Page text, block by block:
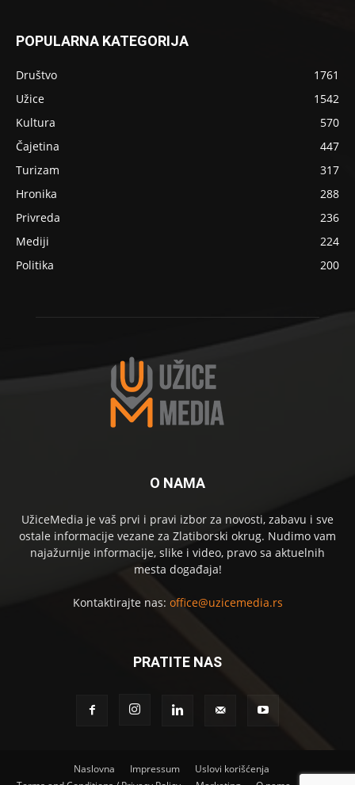
POPULARNA KATEGORIJA
Društvo
1761
Užice
1542
Kultura
570
Čajetina
447
Turizam
317
Hronika
288
Privreda
236
Mediji
224
Politika
200
O NAMA
UžiceMedia je vaš prvi i pravi izbor za novosti, zabavu i sve
ostale informacije vezane za Zlatiborski okrug. Nudimo vam
najažurnije informacije, slike i video, pravo sa aktuelnih
mesta događaja!
Kontaktirajte nas: office@uzicemedia.rs
PRATITE NAS
Naslovna Impressum
Uslovi korišćenja